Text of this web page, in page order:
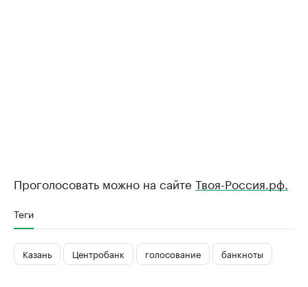
Проголосовать можно на сайте Твоя-Россия.рф.
Теги
Казань Центробанк голосование банкноты